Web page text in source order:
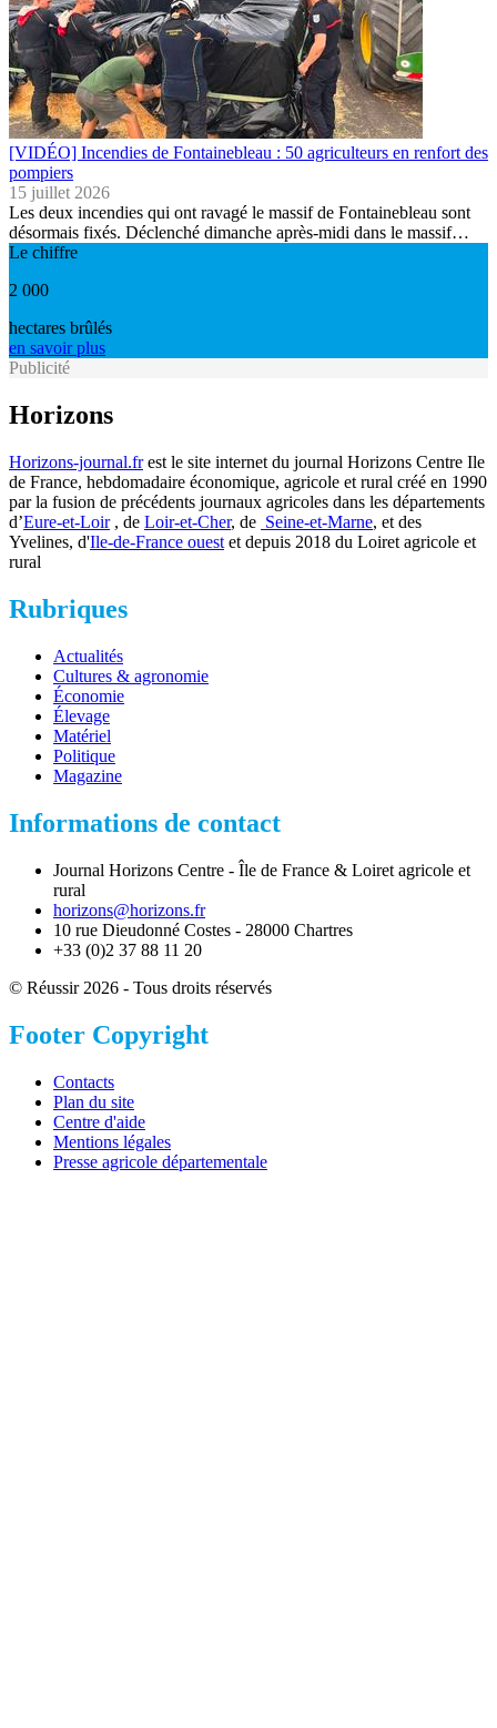
[VIDÉO] Incendies de Fontainebleau : 50 agriculteurs en renfort des
pompiers
15 juillet 2026
Les deux incendies qui ont ravagé le massif de Fontainebleau sont
désormais fixés. Déclenché dimanche après-midi dans le massif…
Le chiffre
2 000
hectares brûlés
en savoir plus
Publicité
Horizons
Horizons-journal.frest le site internet du journal Horizons Centre Ile
de France, hebdomadaire économique, agricole et rural créé en 1990
par la fusion de précédents journaux agricoles dans les départements
d’Eure-et-Loir, de Loir-et-Cher, de Seine-et-Marne, et des
Yvelines, d'Ile-de-France ouest et depuis 2018 du Loiret agricole et
rural
Rubriques
Actualités
Cultures & agronomie
Économie
Élevage
Matériel
Politique
Magazine
Informations de contact
Journal Horizons Centre - Île de France & Loiret agricole et
rural
horizons@horizons.fr
10 rue Dieudonné Costes - 28000 Chartres
+33 (0)2 37 88 11 20
© Réussir 2026 - Tous droits réservés
Footer Copyright
Contacts
Plan du site
Centre d'aide
Mentions légales
Presse agricole départementale